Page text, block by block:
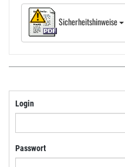
Sicherheitshinweise
Login
Passwort